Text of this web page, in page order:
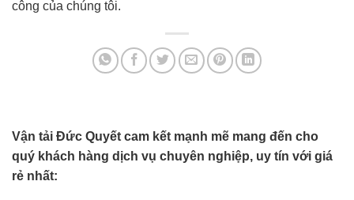
công của chúng tôi.
Vận tải Đức Quyết cam kết mạnh mẽ mang đến cho
quý khách hàng dịch vụ chuyên nghiệp, uy tín với giá
rẻ nhất: